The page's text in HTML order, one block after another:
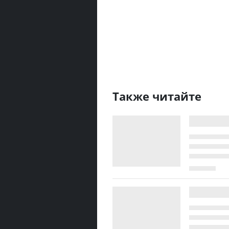
Также читайте